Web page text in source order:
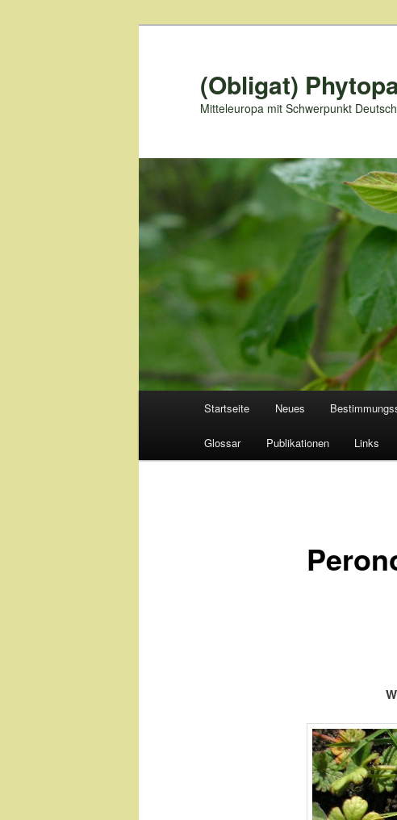
(Obligat)
Mitteleuropa mit Schwerpunkt
Startseite Neues
Glossar Publikationen Links